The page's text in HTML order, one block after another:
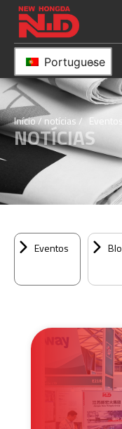
Portuguese
Início/notícias/ Eventos
NOTÍCIAS
Eventos